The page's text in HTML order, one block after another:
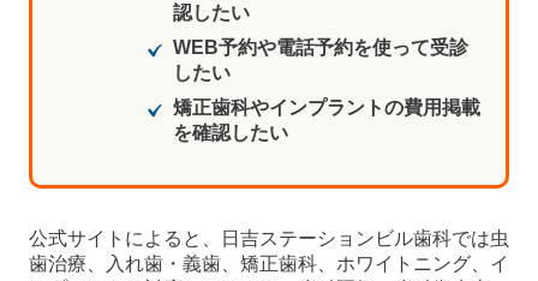
認したい
WEB予約や電話予約を使って受診
したい
矯正歯科やインプラントの費用掲載
を確認したい
公式サイトによると、日吉ステーションビル歯科では虫
歯治療、入れ歯・義歯、矯正歯科、ホワイトニング、イ